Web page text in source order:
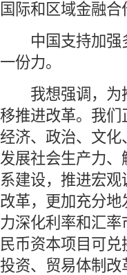
国际和区域金融
中国支持加强多
一份力。
我想强调，为推
移推进改革。我
经济、政治、文
发展社会生产力
系建设，推进宏
改革，更加充分
力深化利率和汇
民币资本项目可
投资、贸易体制